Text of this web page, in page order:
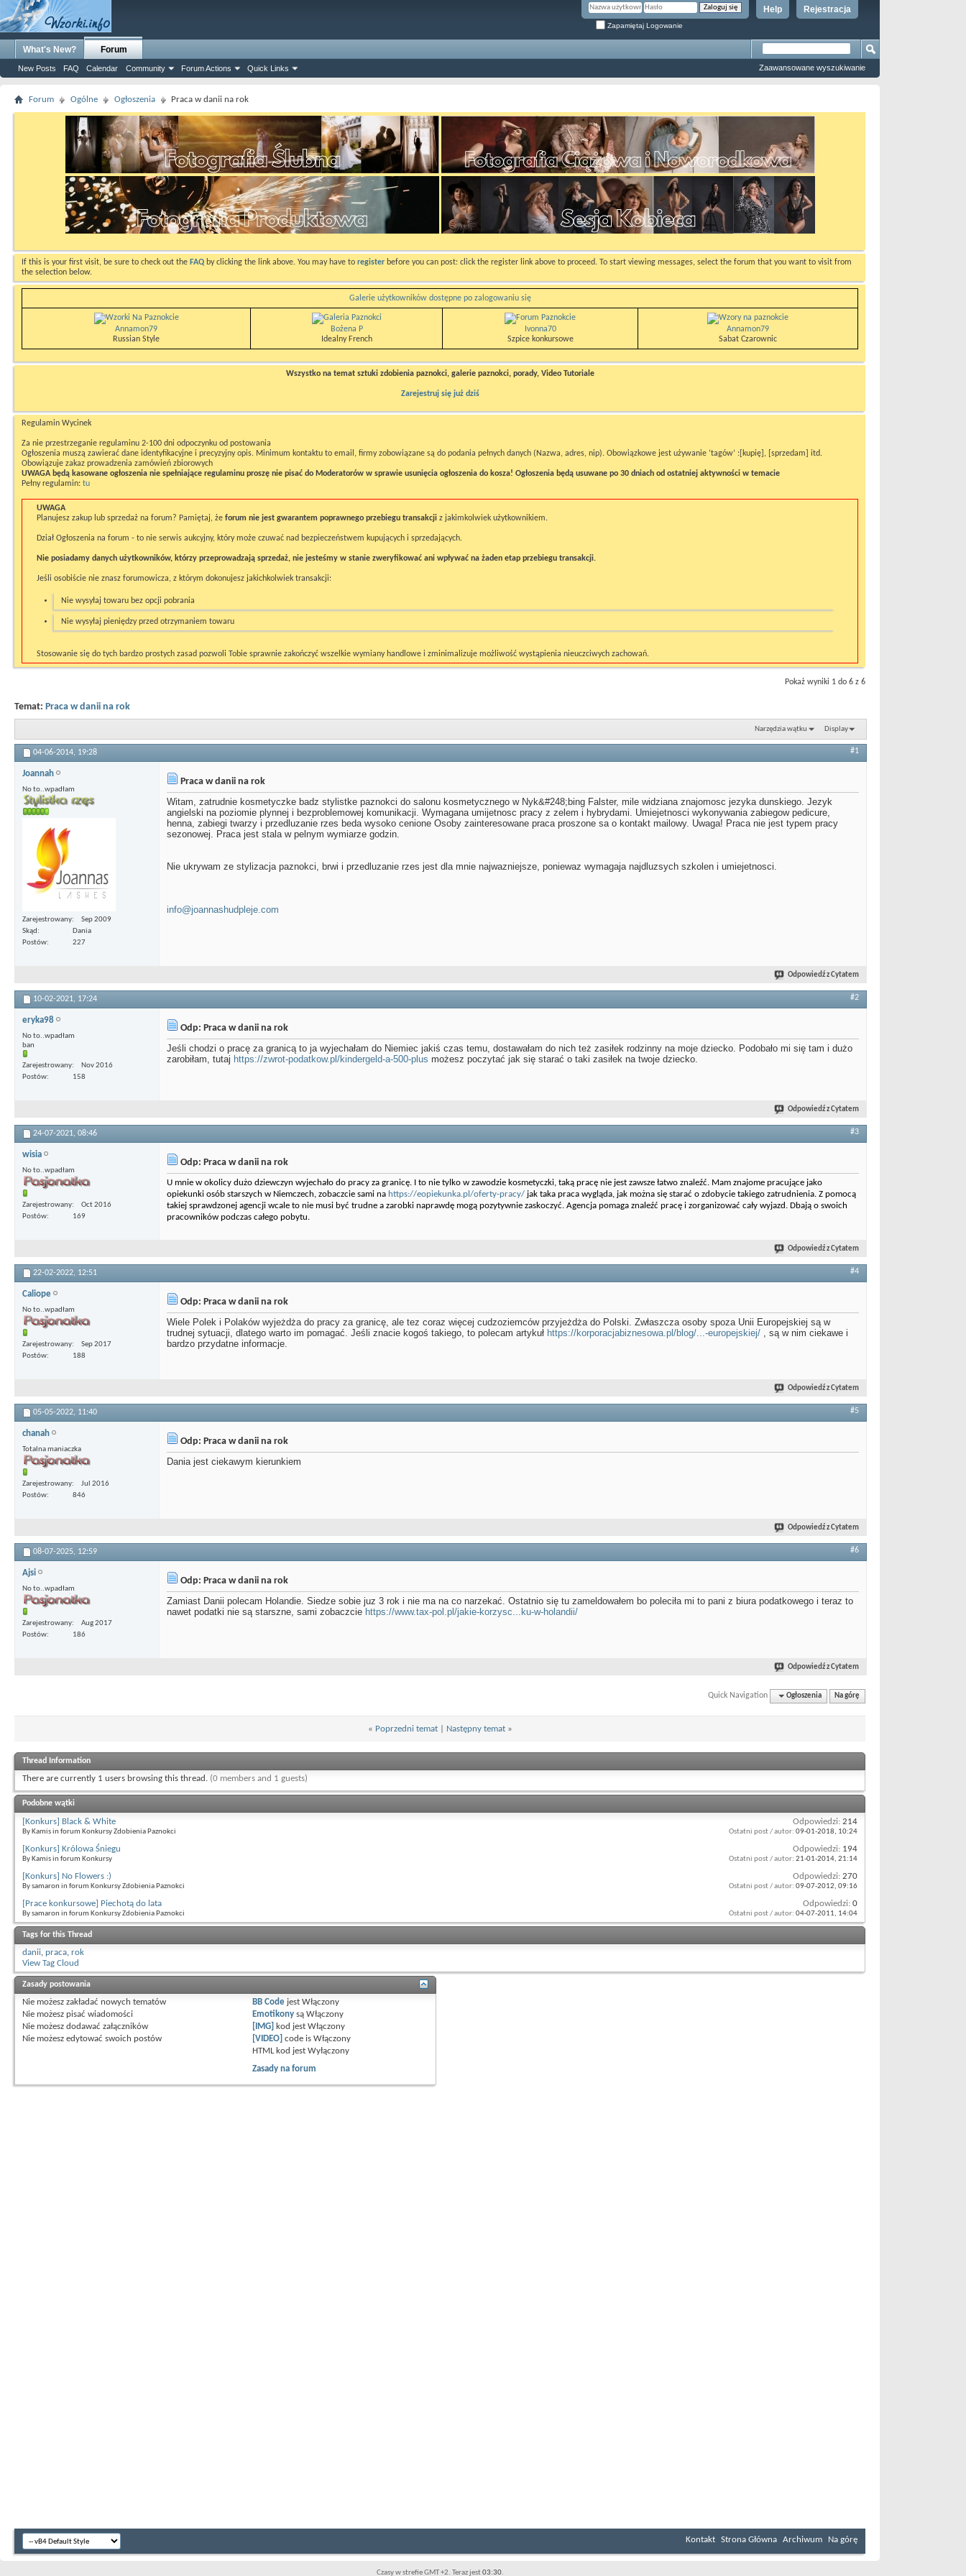
Rejestracja
Help
Zapamiętaj Logowanie
What's New? Forum
New Posts FAQ Calendar Community Forum Actions Quick Links Zaawansowane wyszukiwanie
Forum Ogólne Ogłoszenia Praca w danii na rok
If this is your first visit, be sure to check out the FAQ by clicking the link above. You may have to register before you can post: click the register link above to proceed. To start viewing messages, select the forum that you want to visit from
the selection below.
Galerie użytkowników dostępne po zalogowaniu się
Annamon79
Russian Style
Bożena P
Idealny French
Ivonna70
Szpice konkursowe
Annamon79
Sabat Czarownic
Wszystko na temat sztuki zdobienia paznokci, galerie paznokci, porady, Video Tutoriale
Zarejestruj się już dziś
Regulamin Wycinek
Za nie przestrzeganie regulaminu 2-100 dni odpoczynku od postowania
Ogłoszenia muszą zawierać dane identyfikacyjne i precyzyjny opis. Minimum kontaktu to email, firmy zobowiązane są do podania pełnych danych (Nazwa, adres, nip). Obowiązkowe jest używanie ‘tagów’ :[kupię], [sprzedam] itd.
Obowiązuje zakaz prowadzenia zamówień zbiorowych
UWAGA będą kasowane ogłoszenia nie spełniające regulaminu proszę nie pisać do Moderatorów w sprawie usunięcia ogłoszenia do kosza! Ogłoszenia będą usuwane po 30 dniach od ostatniej aktywności w temacie
Pełny regulamin: tu
UWAGA
Planujesz zakup lub sprzedaż na forum? Pamiętaj, że forum nie jest gwarantem poprawnego przebiegu transakcji z jakimkolwiek użytkownikiem.
Dział Ogłoszenia na forum - to nie serwis aukcyjny, który może czuwać nad bezpieczeństwem kupujących i sprzedających.
Nie posiadamy danych użytkowników, którzy przeprowadzają sprzedaż, nie jesteśmy w stanie zweryfikować ani wpływać na żaden etap przebiegu transakcji.
Jeśli osobiście nie znasz forumowicza, z którym dokonujesz jakichkolwiek transakcji:
Nie wysyłaj towaru bez opcji pobrania
Nie wysyłaj pieniędzy przed otrzymaniem towaru
Stosowanie się do tych bardzo prostych zasad pozwoli Tobie sprawnie zakończyć wszelkie wymiany handlowe i zminimalizuje możliwość wystąpienia nieuczciwych zachowań.
Pokaż wyniki 1 do 6 z 6
Temat: Praca w danii na rok
Narzędzia wątku Display
04-06-2014, 19:28 #1
Joannah
No to..wpadłam
Zarejestrowany
Sep 2009
Skąd
Dania
Postów
227
Praca w danii na rok
Witam, zatrudnie kosmetyczke badz stylistke paznokci do salonu kosmetycznego w Nyk&#248;bing Falster, mile widziana znajomosc jezyka dunskiego. Jezyk
angielski na poziomie plynnej i bezproblemowej komunikacji. Wymagana umijetnosc pracy z zelem i hybrydami. Umiejetnosci wykonywania zabiegow pedicure,
henna, zabiegi twarzy i przedluzanie rzes beda wysoko cenione Osoby zainteresowane praca proszone sa o kontakt mailowy. Uwaga! Praca nie jest typem pracy
sezonowej. Praca jest stala w pelnym wymiarze godzin.
Nie ukrywam ze stylizacja paznokci, brwi i przedluzanie rzes jest dla mnie najwazniejsze, poniewaz wymagaja najdluzsych szkolen i umiejetnosci.
info@joannashudpleje.com
Odpowiedź z Cytatem
10-02-2021, 17:24 #2
eryka98
No to..wpadłam
ban
Zarejestrowany
Nov 2016
Postów
158
Odp: Praca w danii na rok
Jeśli chodzi o pracę za granicą to ja wyjechałam do Niemiec jakiś czas temu, dostawałam do nich też zasiłek rodzinny na moje dziecko. Podobało mi się tam i dużo
zarobiłam, tutaj https://zwrot-podatkow.pl/kindergeld-a-500-plus możesz poczytać jak się starać o taki zasiłek na twoje dziecko.
Odpowiedź z Cytatem
24-07-2021, 08:46 #3
wisia
No to..wpadłam
Zarejestrowany
Oct 2016
Postów
169
Odp: Praca w danii na rok
U mnie w okolicy dużo dziewczyn wyjechało do pracy za granicę. I to nie tylko w zawodzie kosmetyczki, taką pracę nie jest zawsze łatwo znaleźć. Mam znajome pracujące jako
opiekunki osób starszych w Niemczech, zobaczcie sami na https://eopiekunka.pl/oferty-pracy/ jak taka praca wygląda, jak można się starać o zdobycie takiego zatrudnienia. Z pomocą
takiej sprawdzonej agencji wcale to nie musi być trudne a zarobki naprawdę mogą pozytywnie zaskoczyć. Agencja pomaga znaleźć pracę i zorganizować cały wyjazd. Dbają o swoich
pracowników podczas całego pobytu.
Odpowiedź z Cytatem
22-02-2022, 12:51 #4
Caliope
No to..wpadłam
Zarejestrowany
Sep 2017
Postów
188
Odp: Praca w danii na rok
Wiele Polek i Polaków wyjeżdża do pracy za granicę, ale tez coraz więcej cudzoziemców przyjeżdża do Polski. Zwłaszcza osoby spoza Unii Europejskiej są w
trudnej sytuacji, dlatego warto im pomagać. Jeśli znacie kogoś takiego, to polecam artykuł https://korporacjabiznesowa.pl/blog/...-europejskiej/ , są w nim ciekawe i
bardzo przydatne informacje.
Odpowiedź z Cytatem
05-05-2022, 11:40 #5
chanah
Totalna maniaczka
Zarejestrowany
Jul 2016
Postów
846
Odp: Praca w danii na rok
Dania jest ciekawym kierunkiem
Odpowiedź z Cytatem
08-07-2025, 12:59 #6
Ajsi
No to..wpadłam
Zarejestrowany
Aug 2017
Postów
186
Odp: Praca w danii na rok
Zamiast Danii polecam Holandie. Siedze sobie juz 3 rok i nie ma na co narzekać. Ostatnio się tu zameldowałem bo poleciła mi to pani z biura podatkowego i teraz to
nawet podatki nie są starszne, sami zobaczcie https://www.tax-pol.pl/jakie-korzysc...ku-w-holandii/
Odpowiedź z Cytatem
Quick Navigation Ogłoszenia Na górę
« Poprzedni temat| Następny temat »
Thread Information
There are currently 1 users browsing this thread. (0 members and 1 guests)
Podobne wątki
[Konkurs] Black & White
By Kamis in forum Konkursy Zdobienia Paznokci
Odpowiedzi: 214
Ostatni post / autor: 09-01-2018, 10:24
[Konkurs] Królowa Śniegu
By Kamis in forum Konkursy
Odpowiedzi: 194
Ostatni post / autor: 21-01-2014, 21:14
[Konkurs] No Flowers :)
By samaron in forum Konkursy Zdobienia Paznokci
Odpowiedzi: 270
Ostatni post / autor: 09-07-2012, 09:16
[Prace konkursowe] Piechotą do lata
By samaron in forum Konkursy Zdobienia Paznokci
Odpowiedzi: 0
Ostatni post / autor: 04-07-2011, 14:04
Tags for this Thread
danii, praca, rok
View Tag Cloud
Zasady postowania
Nie możesz zakładać nowych tematów
Nie możesz pisać wiadomości
Nie możesz dodawać załączników
Nie możesz edytować swoich postów
BB Code jestWłączony
Emotikony sąWłączony
[IMG] kod jestWłączony
[VIDEO] code isWłączony
HTML kod jestWyłączony
Zasady na forum
Kontakt Strona Główna Archiwum Na górę
Czasy w strefie GMT +2. Teraz jest03:30.